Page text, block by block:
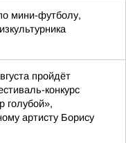
мини-футболу,
пройдёт
конкурс
голубой»,
артисту Борису